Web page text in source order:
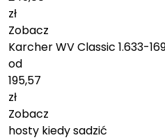
zł
Zobacz
Karcher WV Classic 1.633-
od
195,57
zł
Zobacz
hosty kiedy sadzić